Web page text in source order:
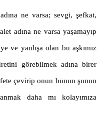
ne varsa; sevgi, şefkat,
adına ne varsa yaşamayıp
ve yanlışa olan bu aşkımız
görebilmek adına birer
çevirip onun bunun şunun
daha mı kolayımıza